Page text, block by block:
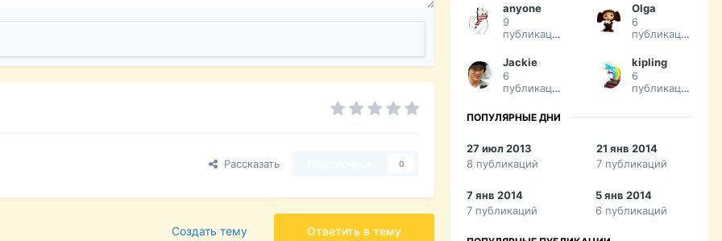
Рассказать 0
Ответить в тему
Создать тему
anyone
9
публикаций
Olga
6
публикаций
Jackie
6
публикаций
kipling
6
публикаций
ПОПУЛЯРНЫЕ ДНИ
27 июл 2013
8 публикаций
21 янв 2014
7 публикаций
7 янв 2014
7 публикаций
5 янв 2014
6 публикаций